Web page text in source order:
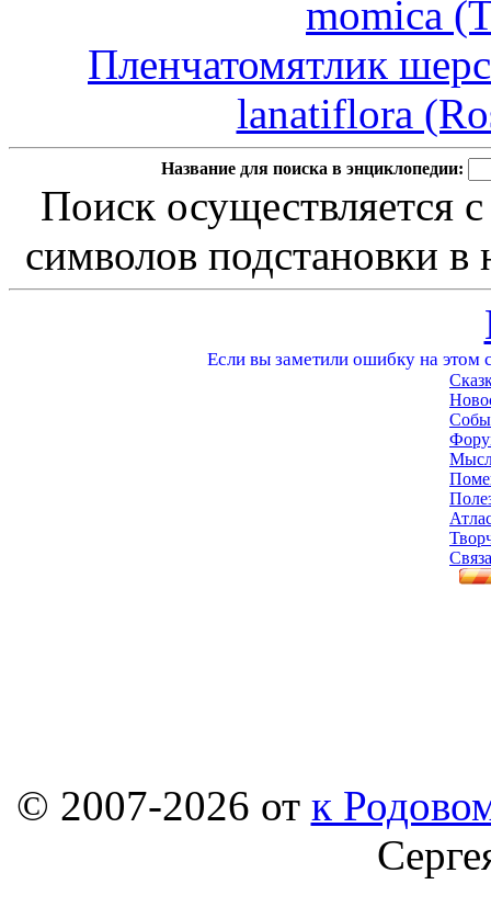
momica
Пленчатомятлик
lanatiflora
Название для поиска в энциклопедии:
Поиск осуществляется
символов подстановки в
Если вы заметили ошибку на этом
© 2007-2026 от к